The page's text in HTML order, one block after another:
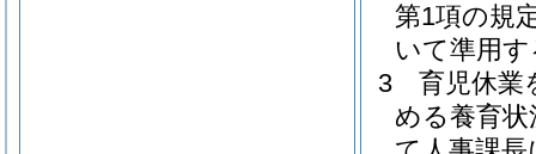
第1項の規
いて準用
3
育児休業
める養育